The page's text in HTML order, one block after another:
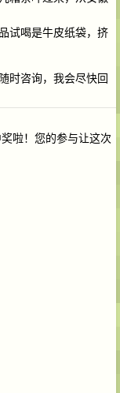
试喝是牛皮纸袋，挤
时咨询，我会尽快回
啦！您的参与让这次